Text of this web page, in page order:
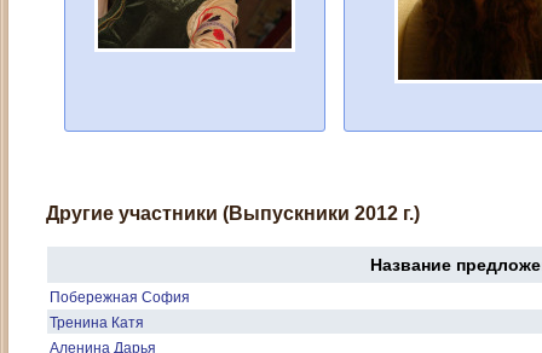
Другие участники (Выпускники 2012 г.)
Название
Побережная София
Тренина Катя
Аленина Дарья